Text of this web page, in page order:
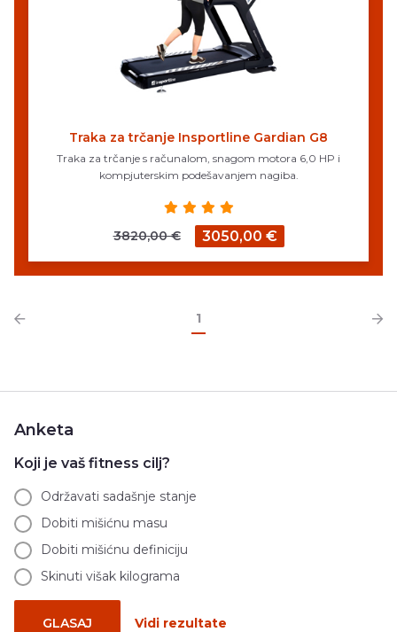
Traka za trčanje Insportline Gardian G8
Traka za trčanje s računalom, snagom motora 6,0 HP i
kompjuterskim podešavanjem nagiba.
3820,00 € 3050,00 €
1
Anketa
Koji je vaš fitness cilj?
Održavati sadašnje stanje
Dobiti mišićnu masu
Dobiti mišićnu definiciju
Skinuti višak kilograma
GLASAJ Vidi rezultate